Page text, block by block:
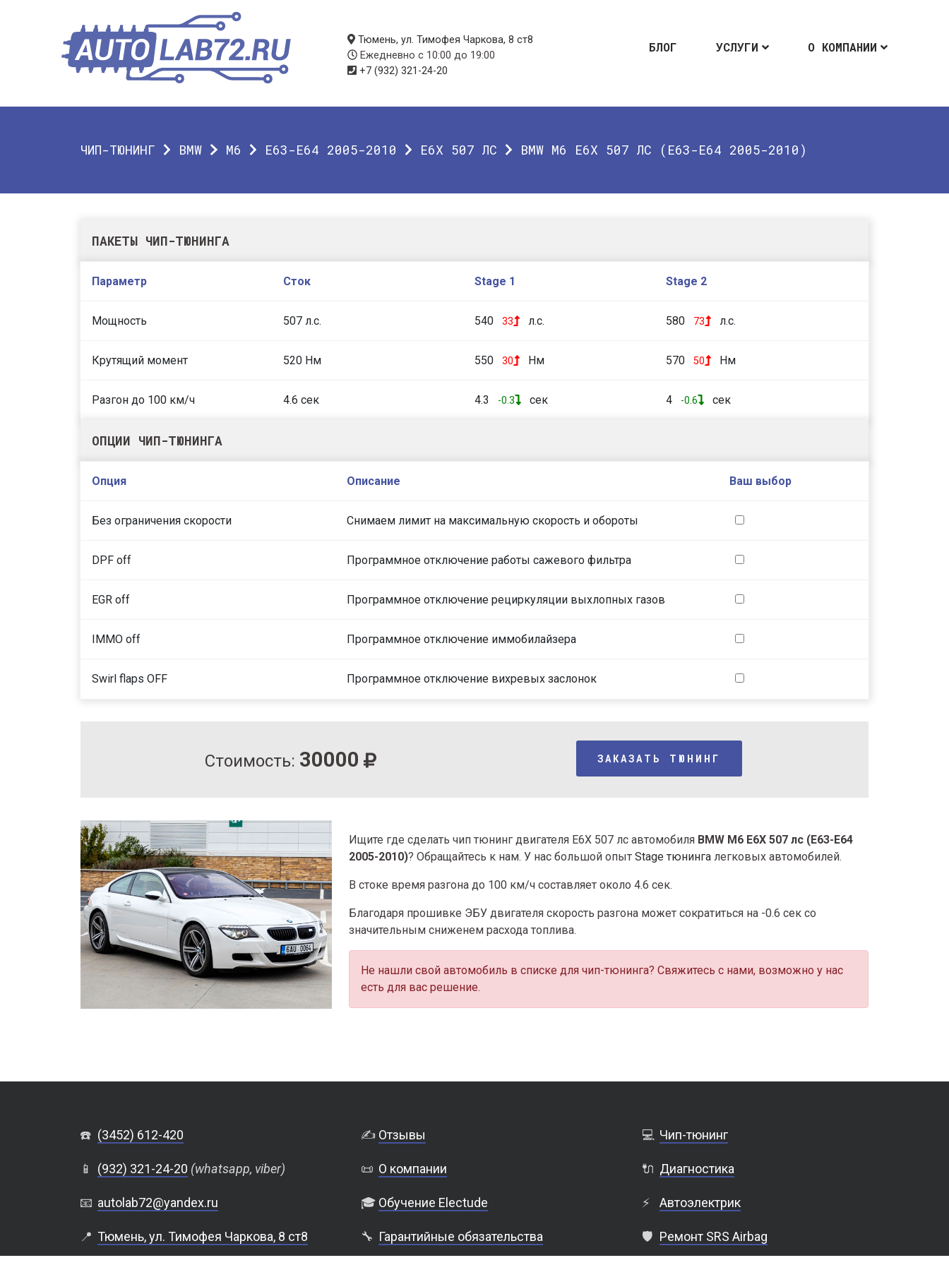
БЛОГ УСЛУГИ О КОМПАНИИ
Тюмень, ул. Тимофея Чаркова, 8 ст8
Ежедневно с 10:00 до 19:00
+7 (932) 321-24-20
ЧИП-ТЮНИНГ BMW M6 E63-E64 2005-2010 Е6Х 507 ЛС BMW M6 Е6Х 507 ЛС (E63-E64 2005-2010)
ПАКЕТЫ ЧИП-ТЮНИНГА
Параметр Сток Stage 1 Stage 2
Мощность 507 л.с. 540 33 л.с. 580 73 л.с.
Крутящий момент 520 Нм 550 30 Нм 570 50 Нм
Разгон до 100 км/ч 4.6 сек 4.3 -0.3 сек 4 -0.6 сек
ОПЦИИ ЧИП-ТЮНИНГА
Опция Описание Ваш выбор
Без ограничения скорости Снимаем лимит на максимальную скорость и обороты
DPF off Программное отключение работы сажевого фильтра
EGR off Программное отключение рециркуляции выхлопных газов
IMMO off Программное отключение иммобилайзера
Swirl flaps OFF Программное отключение вихревых заслонок
Стоимость: 30000 ЗАКАЗАТЬ ТЮНИНГ
Ищите где сделать чип тюнинг двигателя Е6Х 507 лс автомобиля BMW M6 Е6Х 507 лс (E63-E64
2005-2010)? Обращайтесь к нам. У нас большой опыт Stage тюнинга легковых автомобилей.
В стоке время разгона до 100 км/ч составляет около 4.6 сек.
Благодаря прошивке ЭБУ двигателя скорость разгона может сократиться на -0.6 сек со
значительным сниженем расхода топлива.
Не нашли свой автомобиль в списке для чип-тюнинга? Свяжитесь с нами, возможно у нас
есть для вас решение.
☎️ (3452) 612-420
📱 (932) 321-24-20 (whatsapp, viber)
📧 autolab72@yandex.ru
📍 Тюмень, ул. Тимофея Чаркова, 8 ст8
✍️ Отзывы
📜 О компании
🎓 Обучение Electude
🔧 Гарантийные обязательства
💻 Чип-тюнинг
🔌 Диагностика
⚡ Автоэлектрик
🛡️ Ремонт SRS Airbag